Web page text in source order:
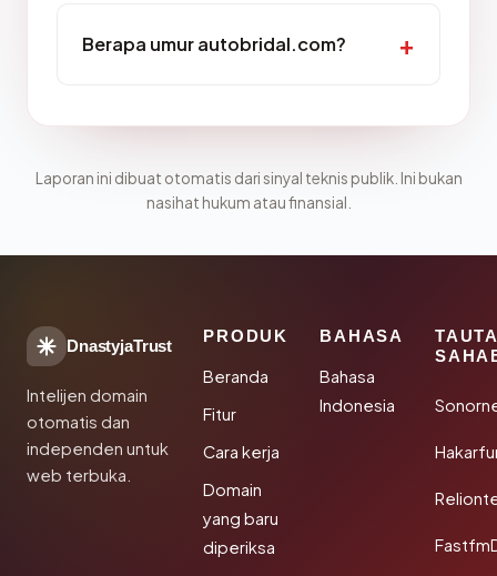
Berapa umur autobridal.com?
Laporan ini dibuat otomatis dari sinyal teknis publik. Ini bukan
nasihat hukum atau finansial.
DnastyjaTrust
Intelijen domain
otomatis dan
independen untuk
web terbuka.
PRODUK
Beranda
Fitur
Cara kerja
Domain
yang baru
diperiksa
BAHASA
Bahasa
Indonesia